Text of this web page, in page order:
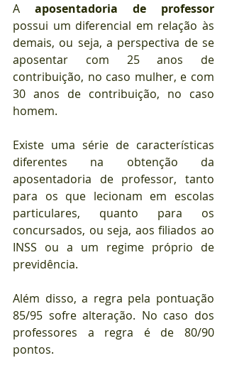
A aposentadoria de professor
possui um diferencial em relação às
demais, ou seja, a perspectiva de se
aposentar com 25 anos de
contribuição, no caso mulher, e com
30 anos de contribuição, no caso
homem.
Existe uma série de características
diferentes na obtenção da
aposentadoria de professor, tanto
para os que lecionam em escolas
particulares, quanto para os
concursados, ou seja, aos filiados ao
INSS ou a um regime próprio de
previdência.
Além disso, a regra pela pontuação
85/95 sofre alteração. No caso dos
professores a regra é de 80/90
pontos.